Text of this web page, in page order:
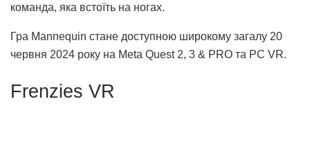
команда, яка встоїть на ногах.
Гра Mannequin стане доступною широкому загалу 20
червня 2024 року на Meta Quest 2, 3 & PRO та PC VR.
Frenzies VR